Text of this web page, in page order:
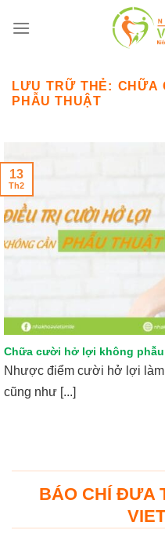
qua
LƯU TRỮ THẺ: CHỮA
PHẪU THUẬT
Chữa cười hở lợi không
Nhược điểm cười hở lợi
cũng như [...]
13
Th2
BÁO CHÍ ĐƯA